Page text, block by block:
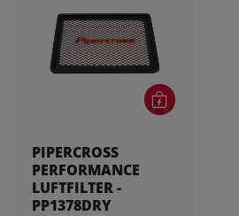
PIPERCROSS
PERFORMANCE
LUFTFILTER -
PP1378DRY